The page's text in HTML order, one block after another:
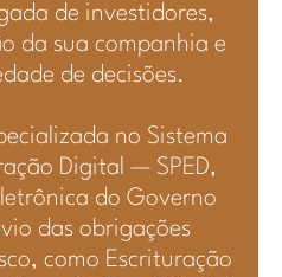
de investidores,
da sua companhia e
de decisões.
no Sistema
Digital — SPED,
do Governo
das obrigações
como Escrituração